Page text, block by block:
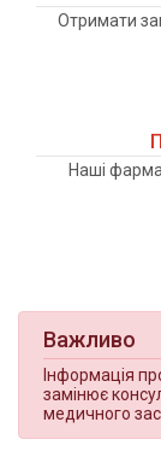
Отримати
Наші
Важливо
Інформація
замінює
медичного